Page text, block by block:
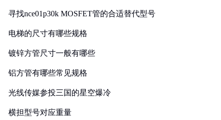
寻找nce01p30k MOSFET管的合适替代型号
电梯的尺寸有哪些规格
镀锌方管尺寸一般有哪些
铝方管有哪些常见规格
光线传媒参投三国的星空爆冷
横担型号对应重量